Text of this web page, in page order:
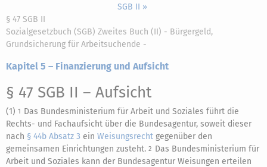
SGB II »
§ 47 SGB II
Sozialgesetzbuch (SGB) Zweites Buch (II) - Bürgergeld,
Grundsicherung für Arbeitsuchende -
Kapitel 5 – Finanzierung und Aufsicht
§ 47 SGB II – Aufsicht
(1) 1 Das Bundesministerium für Arbeit und Soziales führt die
Rechts- und Fachaufsicht über die Bundesagentur, soweit dieser
nach § 44b Absatz 3 ein Weisungsrecht gegenüber den
gemeinsamen Einrichtungen zusteht. 2 Das Bundesministerium für
Arbeit und Soziales kann der Bundesagentur Weisungen erteilen